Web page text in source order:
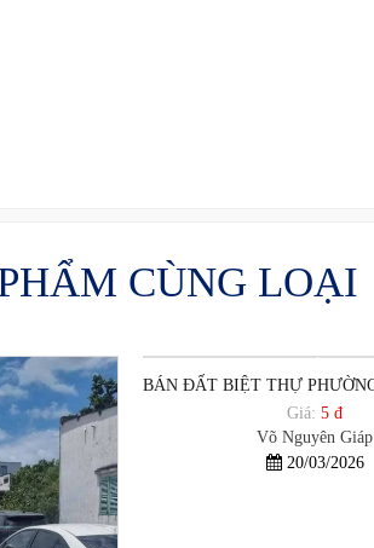
CÙNG LOẠI
Giá: 5 đ
Võ Nguyên Giáp
20/03/2026